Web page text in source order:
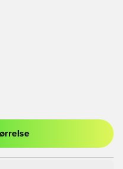
tilmelde dig som medlem